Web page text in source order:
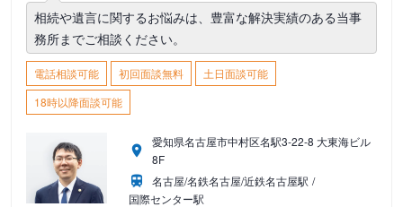
相続や遺言に関するお悩みは、豊富な解決実績のある当事
務所までご相談ください。
電話相談可能 初回面談無料
土日面談可能
18時以降面談可能
愛知県名古屋市中村区名駅3-22-8 大東海ビル
8F
名古屋/名鉄名古屋/近鉄名古屋駅
国際センター駅